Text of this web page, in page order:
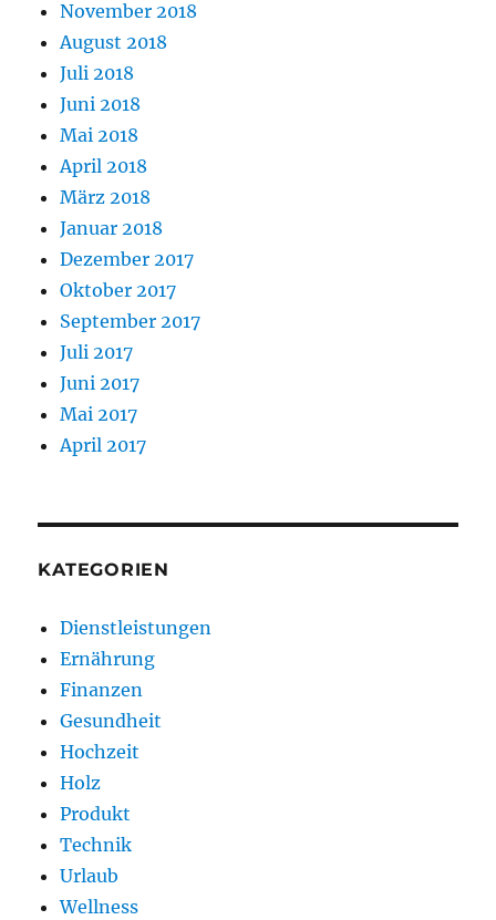
November 2018
August 2018
Juli 2018
Juni 2018
Mai 2018
April 2018
März 2018
Januar 2018
Dezember 2017
Oktober 2017
September 2017
Juli 2017
Juni 2017
Mai 2017
April 2017
KATEGORIEN
Dienstleistungen
Ernährung
Finanzen
Gesundheit
Hochzeit
Holz
Produkt
Technik
Urlaub
Wellness